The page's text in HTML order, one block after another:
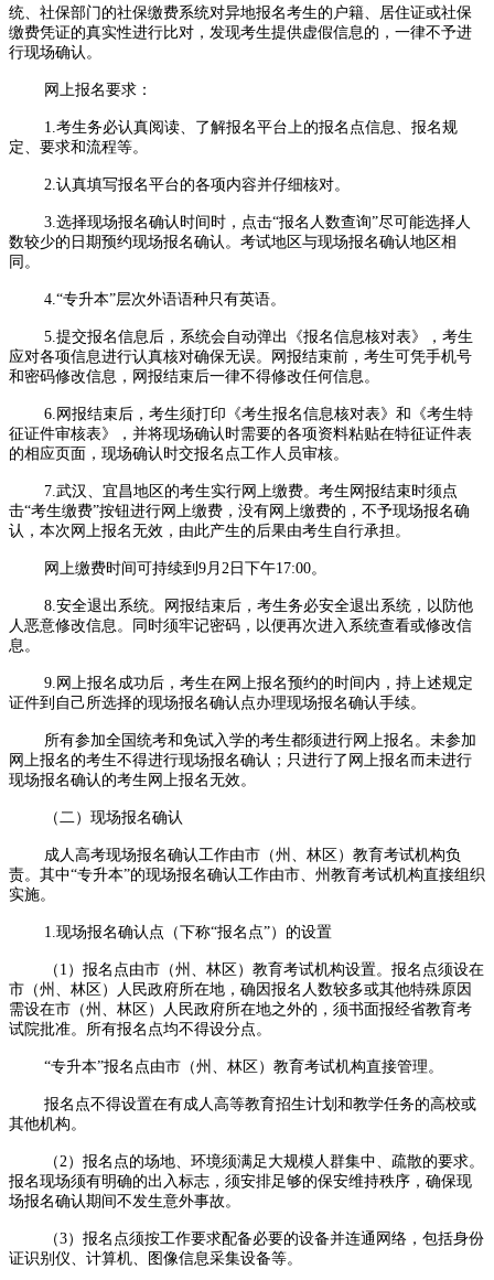
统、社保部门的社保缴费系统对异地报名考生的户籍、居住证或社保
缴费凭证的真实性进行比对，发现考生提供虚假信息的，一律不予进
行现场确认。
网上报名要求：
1.考生务必认真阅读、了解报名平台上的报名点信息、报名规
定、要求和流程等。
2.认真填写报名平台的各项内容并仔细核对。
3.选择现场报名确认时间时，点击“报名人数查询”尽可能选择人
数较少的日期预约现场报名确认。考试地区与现场报名确认地区相
同。
4.“专升本”层次外语语种只有英语。
5.提交报名信息后，系统会自动弹出《报名信息核对表》，考生
应对各项信息进行认真核对确保无误。网报结束前，考生可凭手机号
和密码修改信息，网报结束后一律不得修改任何信息。
6.网报结束后，考生须打印《考生报名信息核对表》和《考生特
征证件审核表》，并将现场确认时需要的各项资料粘贴在特征证件表
的相应页面，现场确认时交报名点工作人员审核。
7.武汉、宜昌地区的考生实行网上缴费。考生网报结束时须点
击“考生缴费”按钮进行网上缴费，没有网上缴费的，不予现场报名确
认，本次网上报名无效，由此产生的后果由考生自行承担。
网上缴费时间可持续到9月2日下午17:00。
8.安全退出系统。网报结束后，考生务必安全退出系统，以防他
人恶意修改信息。同时须牢记密码，以便再次进入系统查看或修改信
息。
9.网上报名成功后，考生在网上报名预约的时间内，持上述规定
证件到自己所选择的现场报名确认点办理现场报名确认手续。
所有参加全国统考和免试入学的考生都须进行网上报名。未参加
网上报名的考生不得进行现场报名确认；只进行了网上报名而未进行
现场报名确认的考生网上报名无效。
（二）现场报名确认
成人高考现场报名确认工作由市（州、林区）教育考试机构负
责。其中“专升本”的现场报名确认工作由市、州教育考试机构直接组织
实施。
1.现场报名确认点（下称“报名点”）的设置
（1）报名点由市（州、林区）教育考试机构设置。报名点须设在
市（州、林区）人民政府所在地，确因报名人数较多或其他特殊原因
需设在市（州、林区）人民政府所在地之外的，须书面报经省教育考
试院批准。所有报名点均不得设分点。
“专升本”报名点由市（州、林区）教育考试机构直接管理。
报名点不得设置在有成人高等教育招生计划和教学任务的高校或
其他机构。
（2）报名点的场地、环境须满足大规模人群集中、疏散的要求。
报名现场须有明确的出入标志，须安排足够的保安维持秩序，确保现
场报名确认期间不发生意外事故。
（3）报名点须按工作要求配备必要的设备并连通网络，包括身份
证识别仪、计算机、图像信息采集设备等。